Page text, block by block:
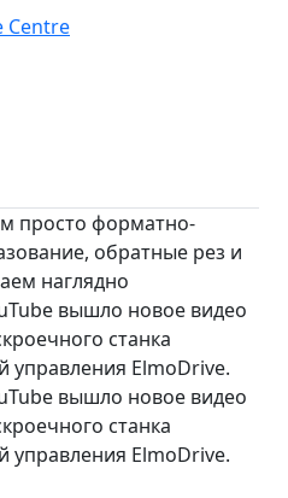
просто форматно-
обратные рез и
наглядно
вышло новое видео
станка
управления ElmoDrive.
вышло новое видео
станка
управления ElmoDrive.